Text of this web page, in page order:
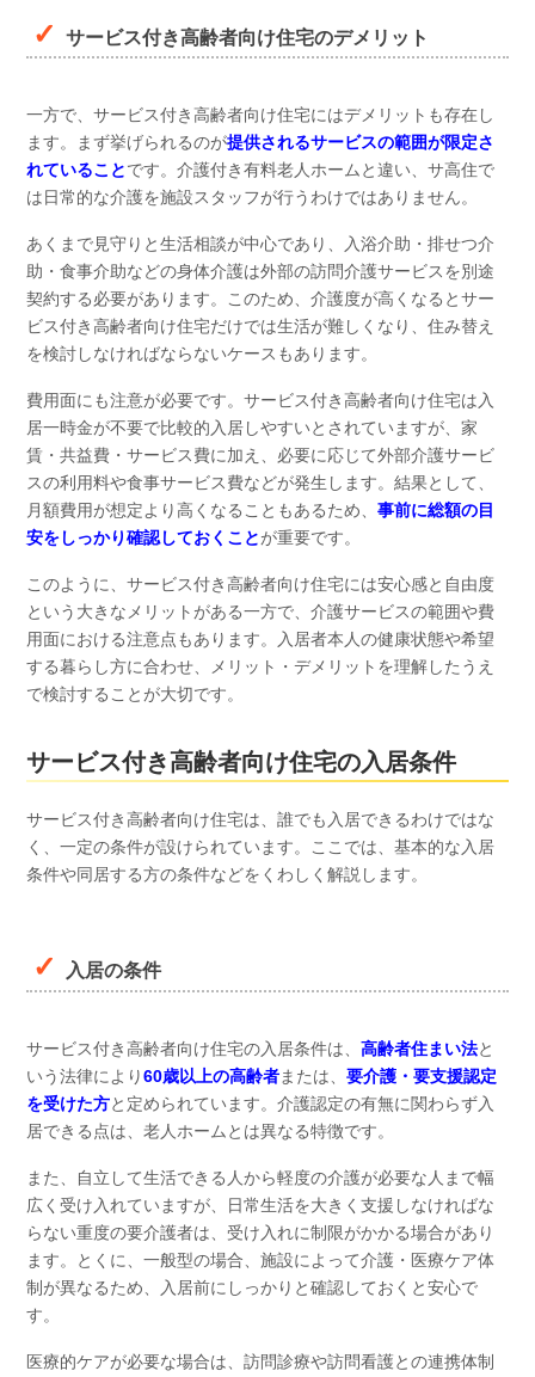
サービス付き高齢者向け住宅のデメリット
一方で、サービス付き高齢者向け住宅にはデメリットも存在し
ます。まず挙げられるのが提供されるサービスの範囲が限定さ
れていることです。介護付き有料老人ホームと違い、サ高住で
は日常的な介護を施設スタッフが行うわけではありません。
あくまで見守りと生活相談が中心であり、入浴介助・排せつ介
助・食事介助などの身体介護は外部の訪問介護サービスを別途
契約する必要があります。このため、介護度が高くなるとサー
ビス付き高齢者向け住宅だけでは生活が難しくなり、住み替え
を検討しなければならないケースもあります。
費用面にも注意が必要です。サービス付き高齢者向け住宅は入
居一時金が不要で比較的入居しやすいとされていますが、家
賃・共益費・サービス費に加え、必要に応じて外部介護サービ
スの利用料や食事サービス費などが発生します。結果として、
月額費用が想定より高くなることもあるため、 事前に総額の目
安をしっかり確認しておくことが重要です。
このように、サービス付き高齢者向け住宅には安心感と自由度
という大きなメリットがある一方で、介護サービスの範囲や費
用面における注意点もあります。入居者本人の健康状態や希望
する暮らし方に合わせ、メリット・デメリットを理解したうえ
で検討することが大切です。
サービス付き高齢者向け住宅の入居条件
サービス付き高齢者向け住宅は、誰でも入居できるわけではな
く、一定の条件が設けられています。ここでは、基本的な入居
条件や同居する方の条件などをくわしく解説します。
入居の条件
サービス付き高齢者向け住宅の入居条件は、 高齢者住まい法と
いう法律により60歳以上の高齢者または、 要介護・要支援認定
を受けた方と定められています。介護認定の有無に関わらず入
居できる点は、老人ホームとは異なる特徴です。
また、自立して生活できる人から軽度の介護が必要な人まで幅
広く受け入れていますが、日常生活を大きく支援しなければな
らない重度の要介護者は、受け入れに制限がかかる場合があり
ます。とくに、一般型の場合、施設によって介護・医療ケア体
制が異なるため、入居前にしっかりと確認しておくと安心で
す。
医療的ケアが必要な場合は、訪問診療や訪問看護との連携体制